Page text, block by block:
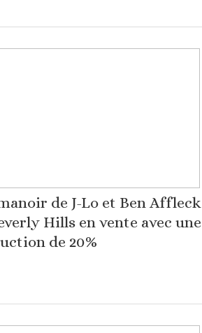
de J-Lo et Ben Affleck
Hills en vente avec une
de 20%